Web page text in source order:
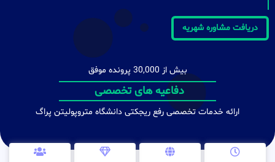
دریافت مشاوره شهریه
بیش از 30,000 پرونده موفق
دفاعیه های تخصصی
ارائه خدمات تخصصی رفع ریجکتی دانشگاه متروپولیتن پراگ